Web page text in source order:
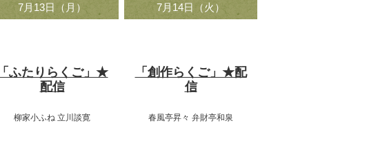
7月13日（月）
「ふたりらくご」★
配信
柳家小ふね 立川談寛
7月14日（火）
「創作らくご」★配
信
春風亭昇々 弁財亭和泉